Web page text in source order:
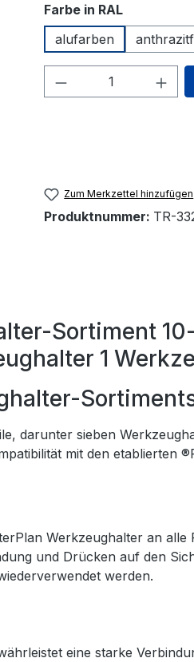
Farbe in RALauswählen
alufarben
Produkt
Zum Merkzettel hinzufügen
Produktnummer: TR-
Sortiment
1
darunter sieben
mit den etablierten
Werkzeughalter an
und Drücken auf den
werden.
eine starke